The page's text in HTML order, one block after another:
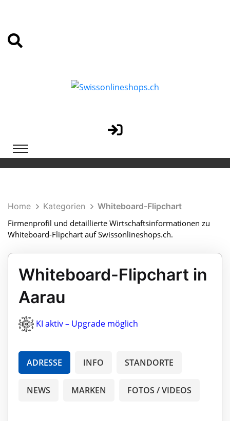
Home Kategorien
Whiteboard-Flipchart
Firmenprofil und detaillierte Wirtschaftsinformationen zu
Whiteboard-Flipchart auf Swissonlineshops.ch.
Whiteboard-Flipchart in
Aarau
KI aktiv – Upgrade möglich
ADRESSE INFO STANDORTE
NEWS MARKEN FOTOS / VIDEOS